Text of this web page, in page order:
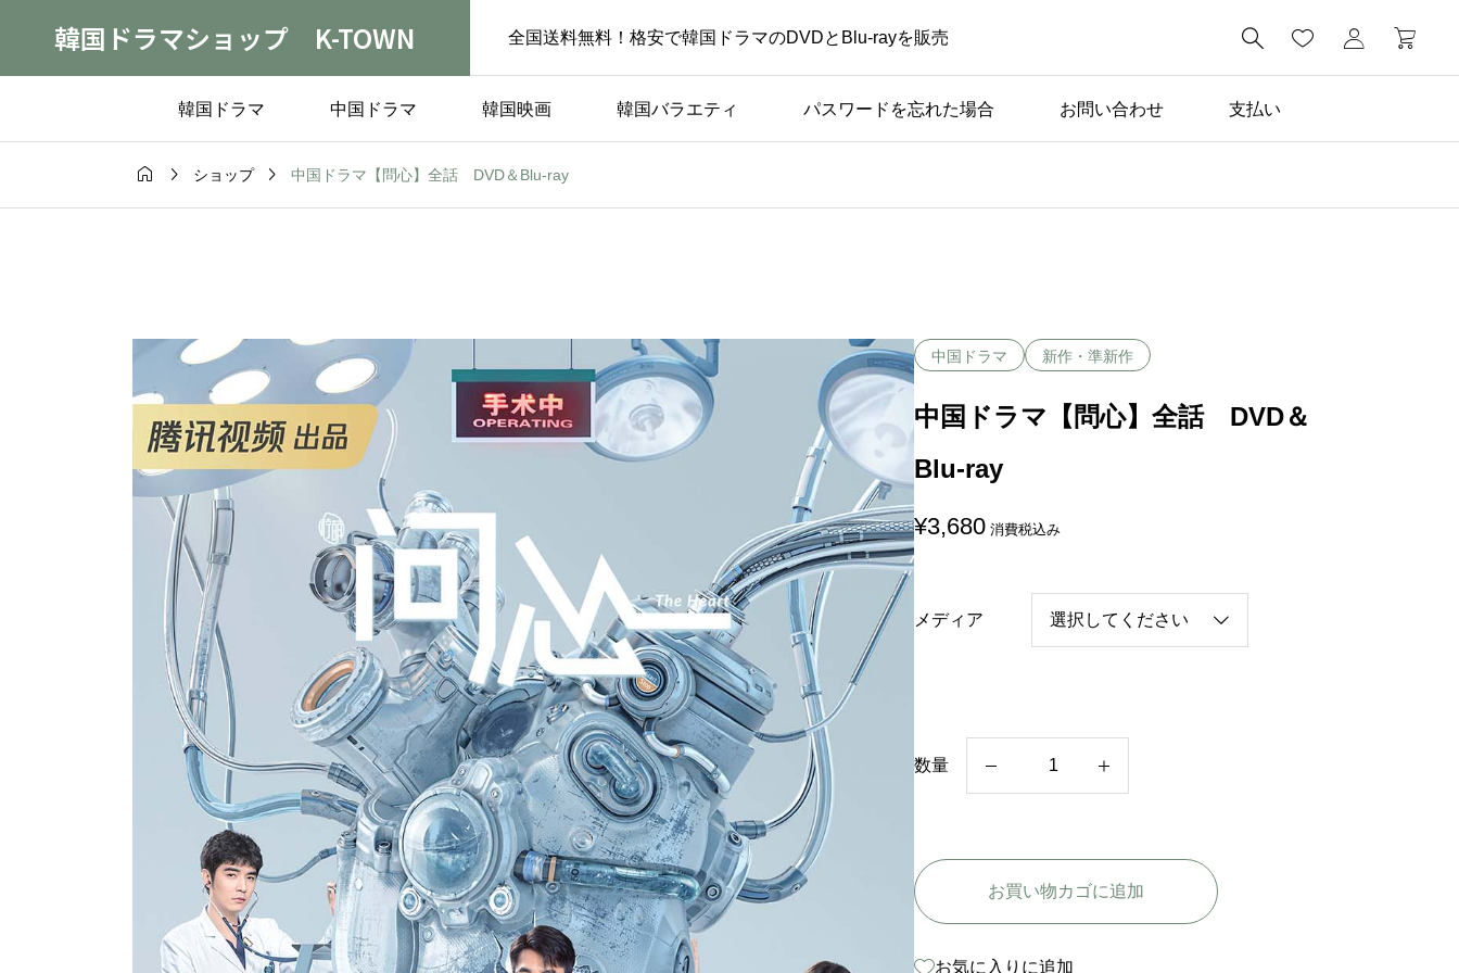
韓国ドラマショップ K-TOWN 全国送料無料！格安で韓国ドラマのDVDとBlu-rayを販売 
韓国ドラマ 中国ドラマ 韓国映画 韓国バラエティ パスワードを忘れた場合 お問い合わせ 支払い
  ショップ  中国ドラマ【問心】全話 DVD＆Blu-ray
中国ドラマ 新作・準新作
中国ドラマ【問心】全話 DVD＆
Blu-ray
¥3,680 消費税込み
メディア
数量
国
ラ
マ
【
問
お買い物カゴに追加
お気に入りに追加